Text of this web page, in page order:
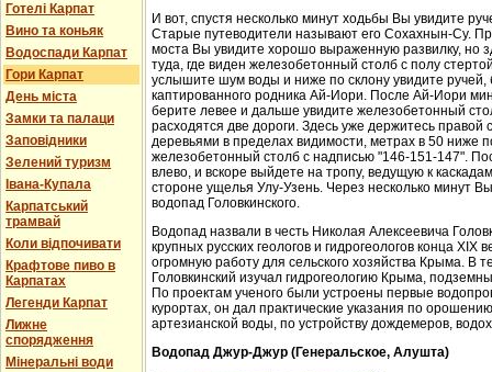
Готелі Карпат
Вино та коньяк
Водоспади Карпат
Гори Карпат
День міста
Замки та палаци
Заповідники
Зелений туризм
Івана-Купала
Карпатський
трамвай
Коли відпочивати
Крафтове пиво в
Карпатах
Легенди Карпат
Лижне
спорядження
Мінеральні води
И вот, спустя несколько минут ходьбы Вы увидите
Старые путеводители называют его Сохахнын-Су.
моста Вы увидите хорошо выраженную развилку, но
туда, где виден железобетонный столб с полу
услышите шум воды и ниже по склону увидите
каптированного родника Ай-Иори. После Ай-Иори
берите левее и дальше увидите железобетонный
расходятся две дороги. Здесь уже держитесь правой
деревьями в пределах видимости, метрах в 50 ниже
железобетонный столб с надписью "146-151-147".
влево, и вскоре выйдете на тропу, ведущую к
стороне ущелья Улу-Узень. Через несколько минут
водопад Головкинского.
Водопад назвали в честь Николая Алексеевича
крупных русских геологов и гидрогеологов конца XIX
огромную работу для сельского хозяйства Крыма. В
Головкинский изучал гидрогеологию Крыма,
По проектам ученого были устроены первые
курортах, он дал практические указания по
артезианской воды, по устройству дождемеров,
Водопад Джур-Джур (Генеральское, Алушта)